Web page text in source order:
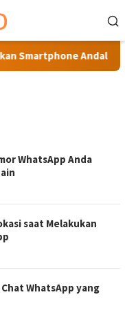
Smartphone Andalan
WhatsApp Anda
saat Melakukan
WhatsApp yang